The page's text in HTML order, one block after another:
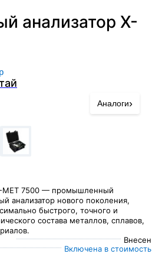
анализатор X-
Аналоги›
MET 7500 — промышленный
анализатор нового поколения,
быстрого, точного и
состава металлов, сплавов,
Внесен
Включена в стоимость